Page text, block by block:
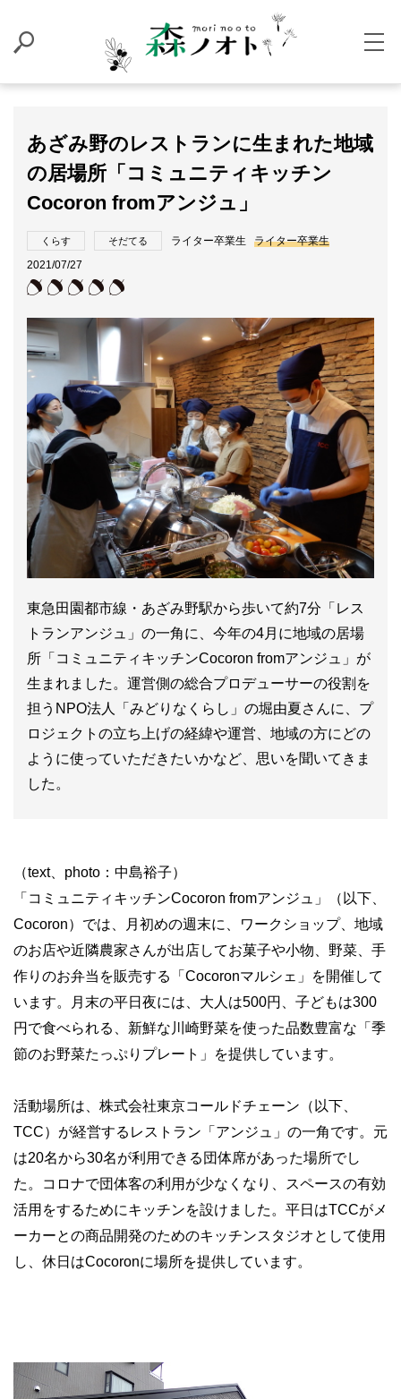
あざみ野のレストランに生まれた地域
の居場所「コミュニティキッチン
Cocoron fromアンジュ」
くらす そだてる ライター卒業生
ライター卒業生
2021/07/27
東急田園都市線・あざみ野駅から歩いて約7分「レス
トランアンジュ」の一角に、今年の4月に地域の居場
所「コミュニティキッチンCocoron fromアンジュ」が
生まれました。運営側の総合プロデューサーの役割を
担うNPO法人「みどりなくらし」の堀由夏さんに、プ
ロジェクトの立ち上げの経緯や運営、地域の方にどの
ように使っていただきたいかなど、思いを聞いてきま
した。
（text、photo：中島裕子）
「コミュニティキッチンCocoron fromアンジュ」（以下、
Cocoron）では、月初めの週末に、ワークショップ、地域
のお店や近隣農家さんが出店してお菓子や小物、野菜、手
作りのお弁当を販売する「 Cocoronマルシェ」を開催して
います。月末の平日夜には、大人は500円、子どもは300
円で食べられる、新鮮な川崎野菜を使った品数豊富な「季
節のお野菜たっぷりプレート」を提供しています。
活動場所は、株式会社東京コールドチェーン（以下、
TCC）が経営するレストラン「アンジュ」の一角です。元
は20名から30名が利用できる団体席があった場所でし
た。コロナで団体客の利用が少なくなり、スペースの有効
活用をするためにキッチンを設けました。平日はTCCがメ
ーカーとの商品開発のためのキッチンスタジオとして使用
し、休日はCocoronに場所を提供しています。